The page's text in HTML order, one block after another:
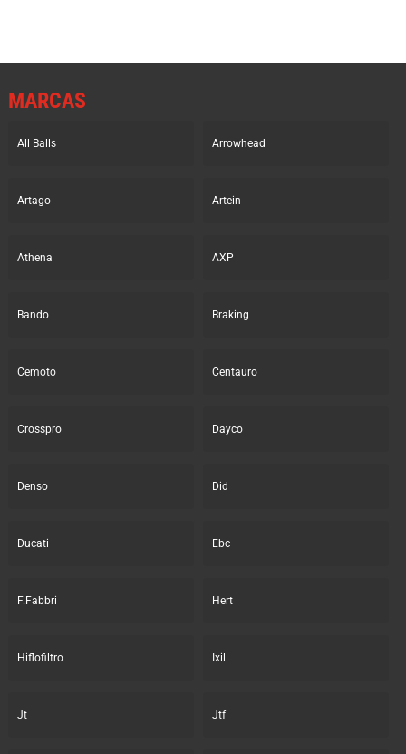
MARCAS
All Balls Arrowhead
Artago Artein
Athena AXP
Bando Braking
Cemoto Centauro
Crosspro Dayco
Denso Did
Ducati Ebc
F.Fabbri Hert
Hiflofiltro Ixil
Jt Jtf